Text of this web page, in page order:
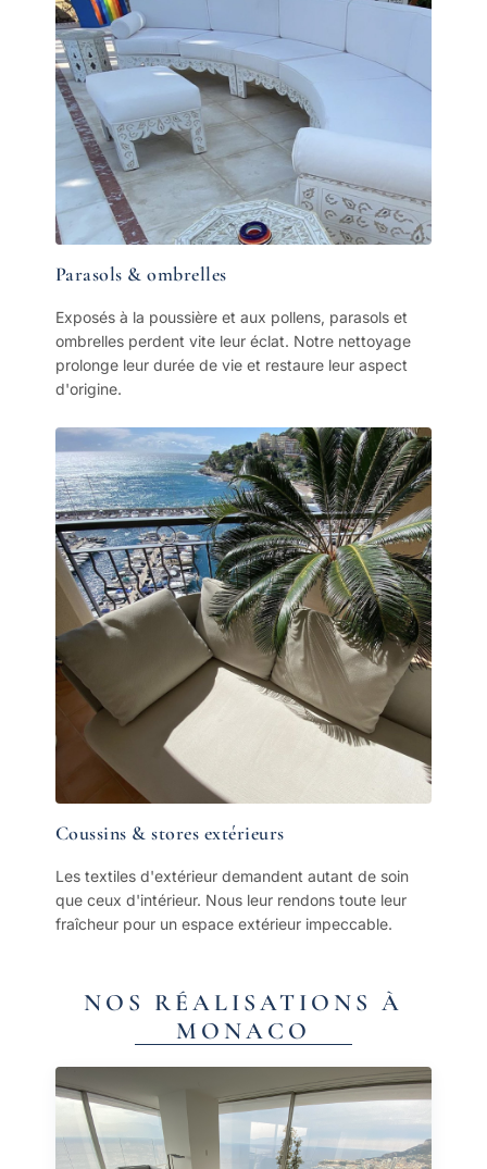
Parasols & ombrelles
Exposés à la poussière et aux pollens, parasols et
ombrelles perdent vite leur éclat. Notre nettoyage
prolonge leur durée de vie et restaure leur aspect
d'origine.
Coussins & stores extérieurs
Les textiles d'extérieur demandent autant de soin
que ceux d'intérieur. Nous leur rendons toute leur
fraîcheur pour un espace extérieur impeccable.
NOS RÉALISATIONS À
MONACO